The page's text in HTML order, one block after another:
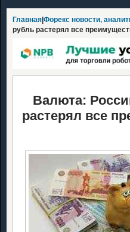
Главная Форекс новости,
рубль растерял все
Валюта:
растерял все